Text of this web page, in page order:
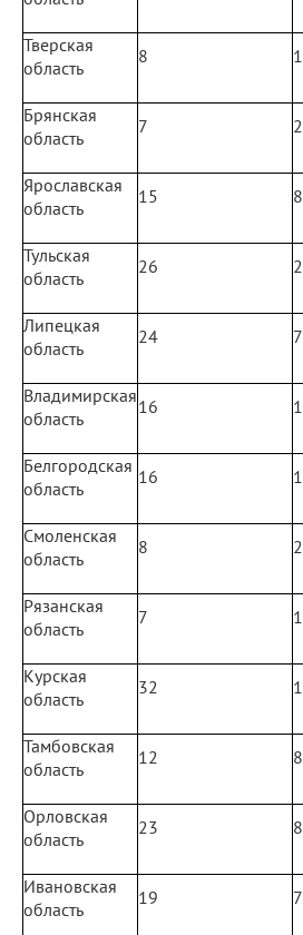
Тверская
область
8
Брянская
область
7
Ярославская
область
15
Тульская
область
26
Липецкая
область
24
Владимирская
область
16
Белгородская
область
16
Смоленская
область
8
Рязанская
область
7
Курская
область
32
Тамбовская
область
12
Орловская
область
23
Ивановская
область
19 7